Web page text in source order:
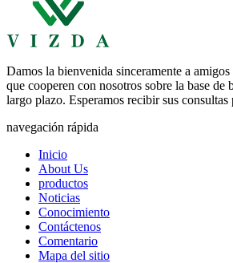
Damos la bienvenida sinceramente a
que cooperen con nosotros sobre la base de
largo plazo. Esperamos recibir sus consultas
navegación rápida
Inicio
About Us
productos
Noticias
Conocimiento
Contáctenos
Comentario
Mapa del sitio